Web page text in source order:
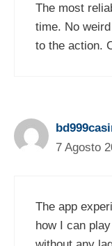
The most
time. No
to the action.
7 Agosto
The app
how I can